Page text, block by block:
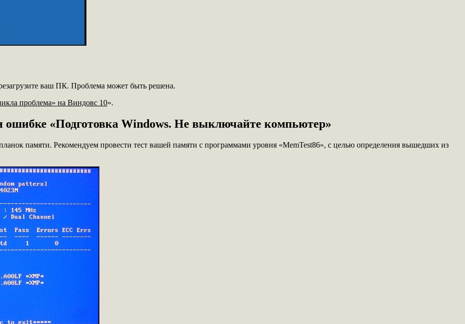
ваш ПК. Проблема может быть решена.
проблема» на Виндовс 10».
ошибке «Подготовка Windows. Не выключайте компьютер»
памяти. Рекомендуем провести тест вашей памяти с программами уровня «MemTest86», с целью определения вышедших из